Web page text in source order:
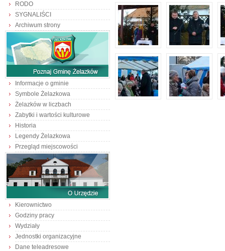
RODO
SYGNALIŚCI
Archiwum strony
Informacje o gminie
Symbole Żelazkowa
Żelazków w liczbach
Zabytki i wartości kulturowe
Historia
Legendy Żelazkowa
Przegląd miejscowości
Kierownictwo
Godziny pracy
Wydziały
Jednostki organizacyjne
Dane teleadresowe